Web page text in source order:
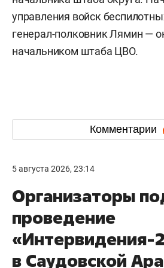
управления войск
генерал-полковник Лямин —
начальником штаба ЦВО.
Комментарии
5 августа 2026, 23:14
Организаторы
проведение
«Интервидения-
в Саудовской